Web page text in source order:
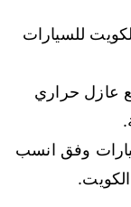
للسيارات
عازل حراري
وفق انسب